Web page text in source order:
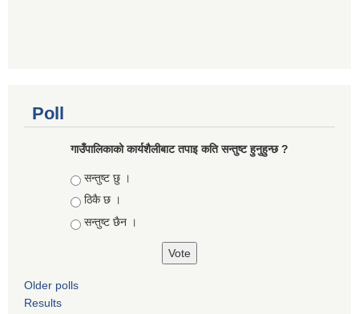
Poll
गाउँपालिकाको कार्यशैलीबाट तपाइ कति सन्तुष्ट हुनुहुन्छ ?
Choices
सन्तुष्ट छु ।
ठिकै छ ।
सन्तुष्ट छैन ।
Older polls
Results